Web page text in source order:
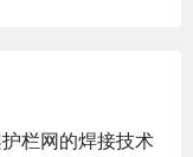
栏网的焊接技术